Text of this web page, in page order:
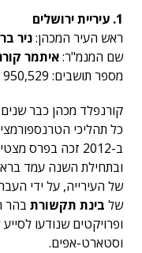
1. עיריית ירושלים
ראש העיר המכהן:ניר
שם המנמ"ר:איתמר
מספר תושבים: 950,529
קורנפלד מכהן כבר
כל תהליכי
ב-2012 זכה
ובתחילת השנה עמד
של העירייה, על ידי
של בינת תקשורת בהר
ופרויקטים שנודעו
וסטארט-אפים.